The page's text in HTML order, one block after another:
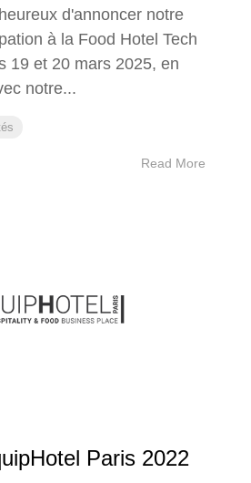
d'annoncer notre
à la Food Hotel Tech
19 et 20 mars 2025, en
notre...
Read More
Paris 2022